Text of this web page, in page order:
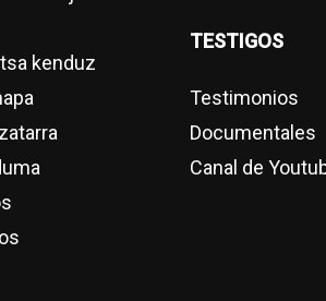
kenduz
TESTIGOS
Testimonios
Documentales
Canal de